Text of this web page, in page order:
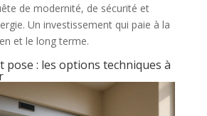
de modernité, de sécurité et
Un investissement qui paie à la
et le long terme.
: les options techniques à